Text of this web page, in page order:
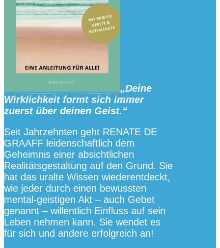
„Deine
Wirklichkeit formt sich immer
zuerst über deinen Geist.“
Seit Jahrzehnten geht RENATE DE
GRAAFF leidenschaftlich dem
Geheimnis einer absichtlichen
Realitätsgestaltung auf den Grund. Sie
hat das uralte Wissen wiederentdeckt,
wie jeder durch einen bewussten
mental-geistigen Akt – auch Gebet
genannt – willentlich Einfluss auf sein
Leben nehmen kann. Sie wendet es
für sich und andere erfolgreich an!